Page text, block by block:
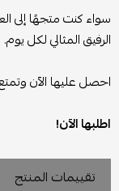
سواء كنت متجهًا إلى
الرفيق المثالي لكل يوم.
احصل عليها الآن
اطلبها الآن!
تقييمات المنتج